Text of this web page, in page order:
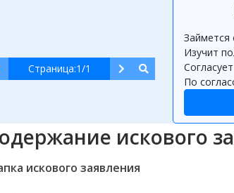
Страница:1/1
Изучит
По
искового
искового заявления